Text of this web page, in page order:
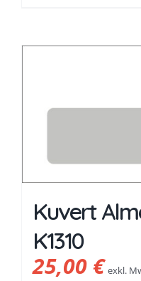
Kuvert
K1310
25,00€ exkl.